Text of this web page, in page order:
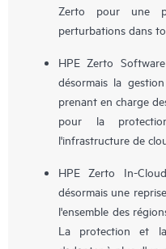
Zerto pour une
perturbations dans
HPE Zerto
désormais la
prenant en charge
pour la
l'infrastructure de
HPE Zerto In-
désormais une
l'ensemble des
La protection et